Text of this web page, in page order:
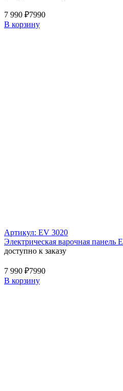
7 990 ₽7990
В корзину
Артикул: EV 3020
Электрическая варочная
доступно к заказу
7 990 ₽7990
В корзину